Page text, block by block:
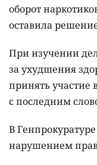
оборот
оставила
При изучении
за ухудшения
принять участие
с последним
В
нарушением